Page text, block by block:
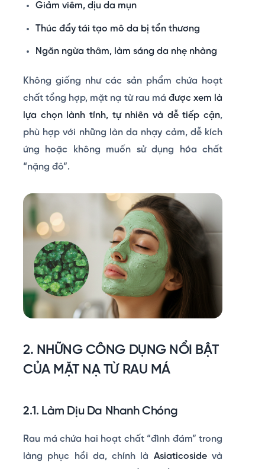
Giảm viêm, dịu da mụn
Thúc đẩy tái tạo mô da bị tổn thương
Ngăn ngừa thâm, làm sáng da nhẹ nhàng
Không giống như các sản phẩm chứa hoạt
chất tổng hợp, mặt nạ từ rau má được xem là
lựa chọn lành tính, tự nhiên và dễ tiếp cận,
phù hợp với những làn da nhạy cảm, dễ kích
ứng hoặc không muốn sử dụng hóa chất
“nặng đô”.
2. NHỮNG CÔNG DỤNG NỔI BẬT
CỦA MẶT NẠ TỪ RAU MÁ
2.1. Làm Dịu Da Nhanh Chóng
Rau má chứa hai hoạt chất “đình đám” trong
làng phục hồi da, chính là Asiaticosidevà